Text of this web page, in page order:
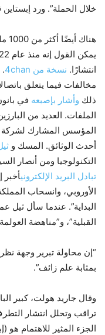
خلال الحملة”. ورد إبستاين
انتشارًا. نسخة من 4chan
.
مخالفات فيما يتعلق
ذلك وأشار بإصبعه في
الملفات. العديد من
أحدث الوثائق. المسك و
التكنولوجيا ومن أنصار
تبادل البريد الإلكترونيأخبر
الأوروبي، وانسحاب
البداية”. عندما سأل ثيل
القبلية”، و”مناهضة
“إن محاولة تبرير وجهة
بمثابة علم زائف”.
تراقب وتحلل انتشار
الجزء المثير للاهتمام هو